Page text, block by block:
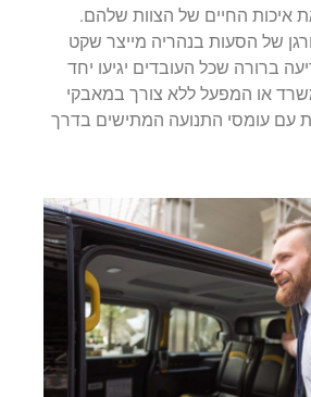
איכות החיים של הצוות שלהם.
של הסעות בנהריה מייצר שקט
ברורה שכל העובדים יגיעו יחד
או המפעל ללא צורך במאבקי
עם עומסי התנועה המתישים בדרך